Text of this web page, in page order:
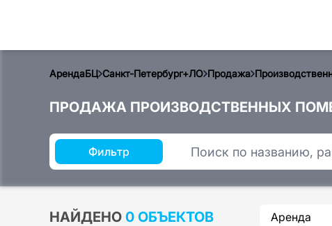
АрендаБЦ Санкт-Петербург+ЛО Продажа
ПРОДАЖА ПРОИЗВОДСТВЕННЫХ
Фильтр
НАЙДЕНО 0 ОБЪЕКТОВ Аренда